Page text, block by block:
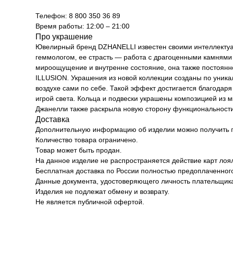
Телефон: 8 800 350 36 89
Время работы: 12:00 – 21:00
Про украшение
Ювелирный бренд DZHANELLI известен своими
геммологом, ее страсть — работа с драгоценными
мироощущение и внутренне состояние, она также
ILLUSION. Украшения из новой коллекции созданы по
воздухе сами по себе. Такой эффект достигается
игрой света. Кольца и подвески украшены композицией из
Джанелли также раскрыла новую сторону
Доставка
Дополнительную информацию об изделии можно получить
Количество товара ограничено.
Товар может быть продан.
На данное изделие не распространяется действие карт
Бесплатная доставка по России полностью
Данные документа, удостоверяющего личность
Изделия не подлежат обмену и возврату.
Не является публичной офертой.